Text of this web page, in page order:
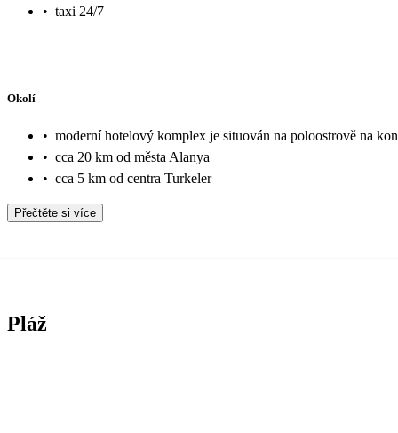
• taxi 24/7
Okolí
• moderní hotelový komplex je situován na poloostrově na
• cca 20 km od města Alanya
• cca 5 km od centra Turkeler
Přečtěte si více
Pláž